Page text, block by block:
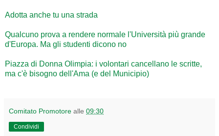
Adotta anche tu una strada
Qualcuno prova a rendere normale l'Università più grande
d'Europa. Ma gli studenti dicono no
Piazza di Donna Olimpia: i volontari cancellano le scritte,
ma c'è bisogno dell'Ama (e del Municipio)
Comitato Promotore alle 09:30
Condividi